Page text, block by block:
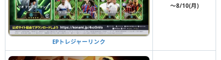
EPトレジャーリンク
〜8/10(月)